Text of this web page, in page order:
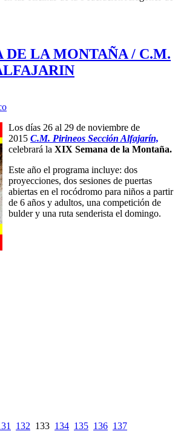
DE LA MONTAÑA / C.M.
Los días 26 al 29 de noviembre de
2015 C.M. Pirineos Sección Alfajarín,
celebrará la XIX Semana de la Montaña.
Este año el programa incluye: dos
proyecciones, dos sesiones de puertas
abiertas en el rocódromo para niños a partir
de 6 años y adultos, una competición de
bulder y una ruta senderista el domingo.
132 133 134 135 136 137